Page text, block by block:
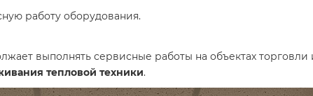
работу оборудования.
выполнять сервисные работы на объектах
тепловой техники.